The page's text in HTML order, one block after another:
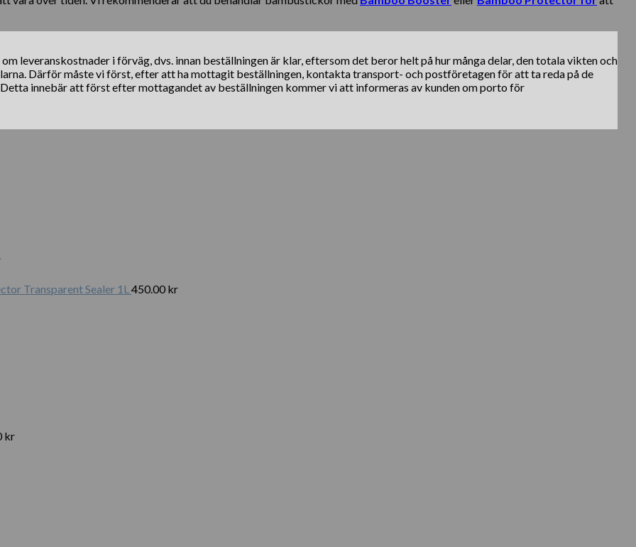
leveranskostnader i förväg, dvs. innan beställningen är klar, eftersom det beror helt på hur många delar, den totala vikten och
Därför måste vi först, efter att ha mottagit beställningen, kontakta transport- och postföretagen för att ta reda på de
innebär att först efter mottagandet av beställningen kommer vi att informeras av kunden om porto för
Transparent Sealer 1L 450.00 kr
kr